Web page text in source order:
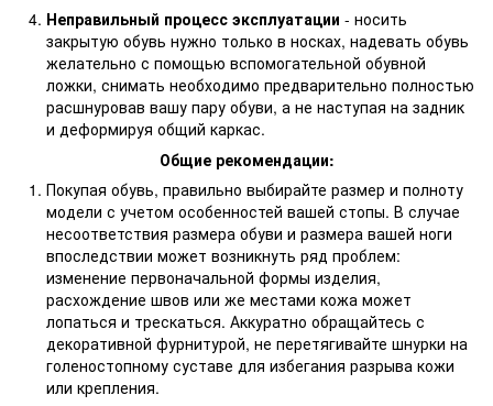
Неправильный процесс эксплуатации - носить
закрытую обувь нужно только в носках, надевать обувь
желательно с помощью вспомогательной обувной
ложки, снимать необходимо предварительно полностью
расшнуровав вашу пару обуви, а не наступая на задник
и деформируя общий каркас.
Общие рекомендации:
Покупая обувь, правильно выбирайте размер и полноту
модели с учетом особенностей вашей стопы. В случае
несоответствия размера обуви и размера вашей ноги
впоследствии может возникнуть ряд проблем:
изменение первоначальной формы изделия,
расхождение швов или же местами кожа может
лопаться и трескаться. Аккуратно обращайтесь с
декоративной фурнитурой, не перетягивайте шнурки на
голеностопному суставе для избегания разрыва кожи
или крепления.